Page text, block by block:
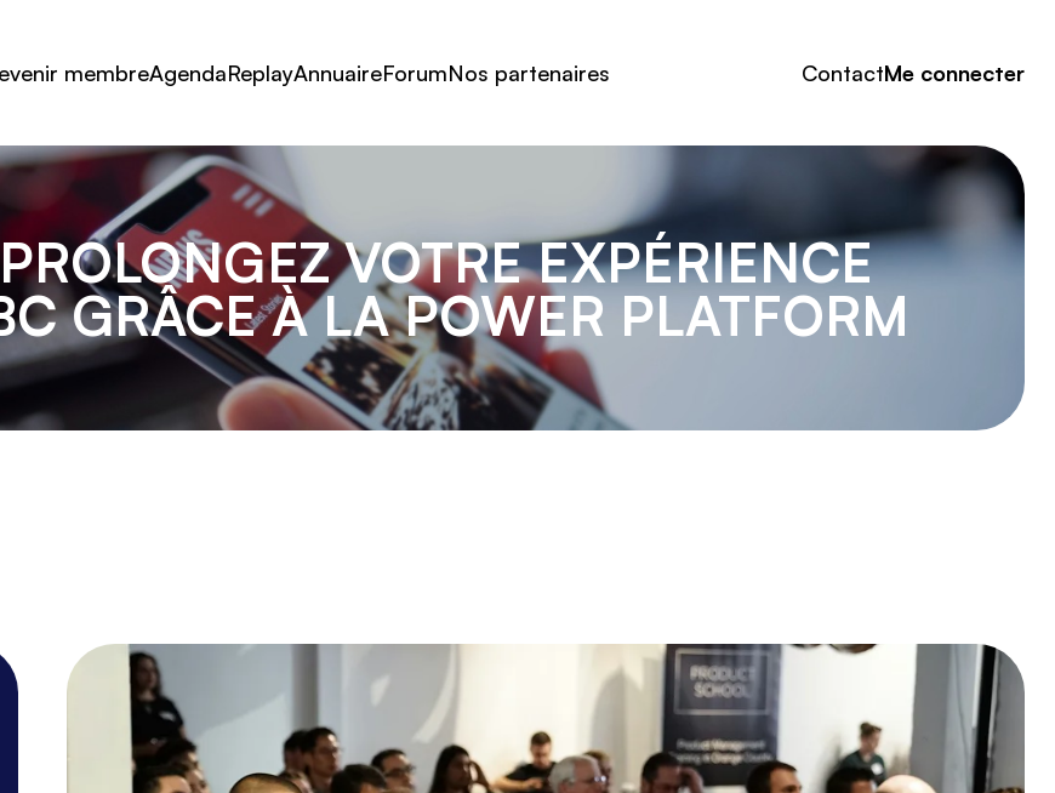
membreAgendaReplayAnnuaireForumNos partenaires ContactMe connecter
VOTRE EXPÉRIENCE
GRÂCE À LA POWER PLATFORM